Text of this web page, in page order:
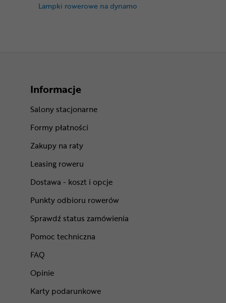
Lampki rowerowe na dynamo
Informacje
Salony stacjonarne
Formy płatności
Zakupy na raty
Leasing roweru
Dostawa - koszt i opcje
Punkty odbioru rowerów
Sprawdź status zamówienia
Pomoc techniczna
FAQ
Opinie
Karty podarunkowe